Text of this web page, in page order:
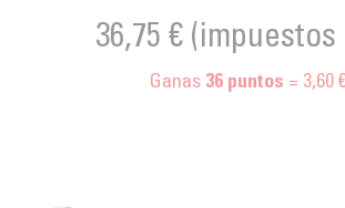
36,75 €
Ganas 36 puntos = 3,60